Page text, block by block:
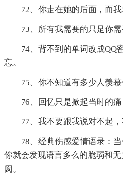
72、你走在她的后面，而我
73、所有我需要的只是你需
74、背不到的单词改成QQ
忘。
75、你不知道有多少人羡慕
76、回忆只是掀起当时的
77、我不要跟我说对不起，
78、经典伤感爱情语录：
你就会发现语言多么的脆弱和
阂。